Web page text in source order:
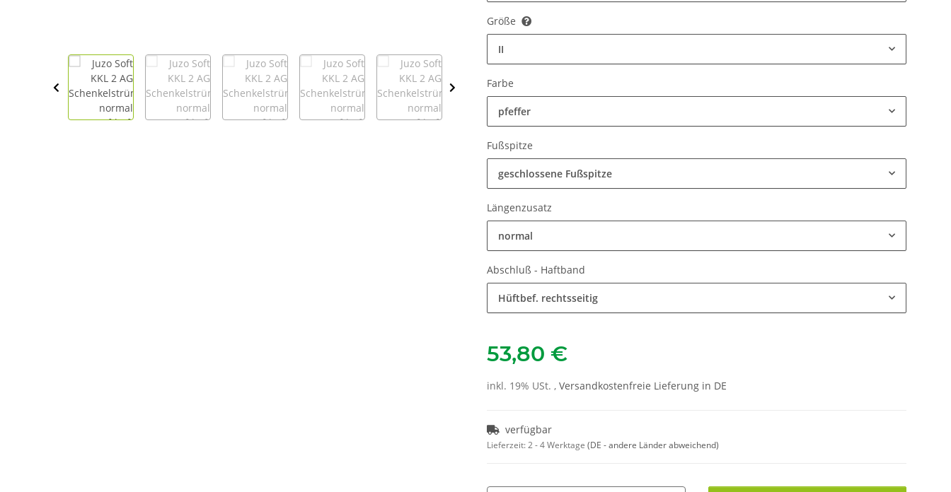
Größe
II
Farbe
pfeffer
Fußspitze
geschlossene Fußspitze
Längenzusatz
normal
Abschluß - Haftband
Hüftbef. rechtsseitig
53,80 €
inkl. 19% USt. , Versandkostenfreie Lieferung in DE
verfügbar
Lieferzeit:2 - 4 Werktage (DE - andere Länder abweichend)